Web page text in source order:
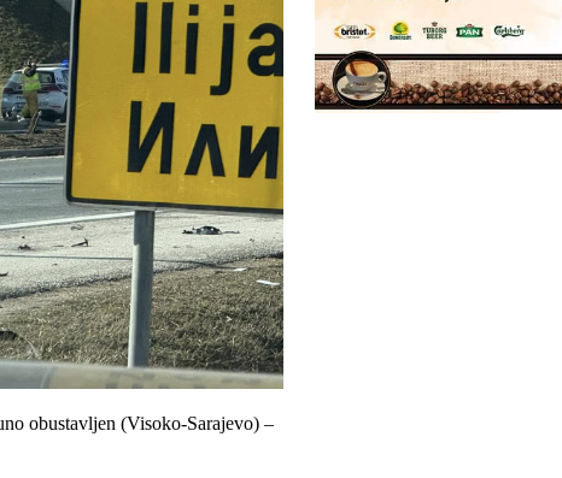
obustavljen (Visoko-Sarajevo) –